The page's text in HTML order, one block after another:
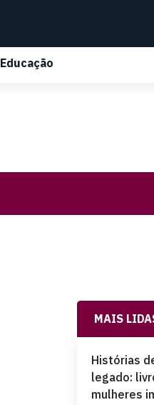
Educação
MAIS
Histórias
legado:
mulheres